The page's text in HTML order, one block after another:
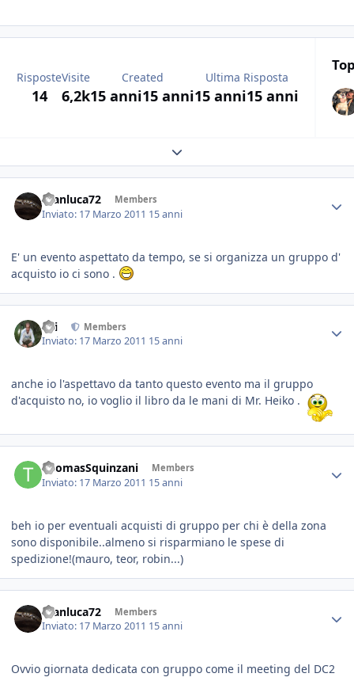
Risposte
14
Visite
6,2k
Created
15 anni15 anni
Ultima Risposta
15 anni15 anni
Expand topic overview
Gianluca72 Members
Inviato: 17 Marzo 2011 15 anni
E' un evento aspettato da tempo, se si organizza un gruppo d'
acquisto io ci sono .
titi Members
Inviato: 17 Marzo 2011 15 anni
anche io l'aspettavo da tanto questo evento ma il gruppo
d'acquisto no, io voglio il libro da le mani di Mr. Heiko .
ThomasSquinzani Members
Inviato: 17 Marzo 2011 15 anni
beh io per eventuali acquisti di gruppo per chi è della zona
sono disponibile..almeno si risparmiano le spese di
spedizione!(mauro, teor, robin...)
Gianluca72 Members
Inviato: 17 Marzo 2011 15 anni
Ovvio giornata dedicata con gruppo come il meeting del DC2